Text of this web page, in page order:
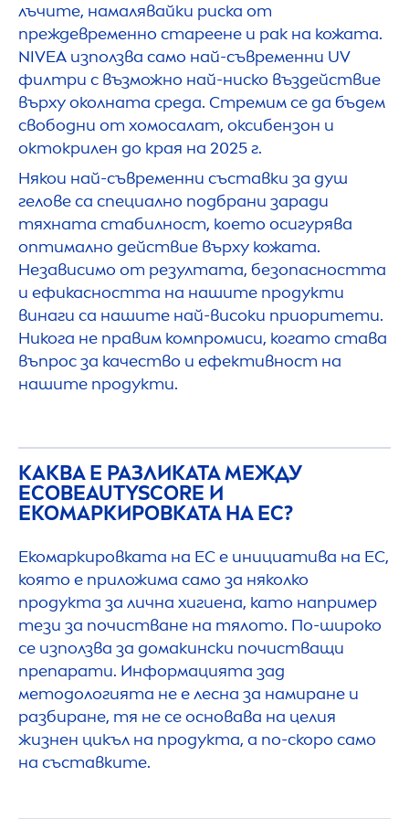
лъчите, намалявайки риска от
преждевременно стареене и рак на кожата.
NIVEA използва само най-съвременни UV
филтри с възможно най-ниско въздействие
върху околната среда. Стремим се да бъдем
свободни от хомосалат, оксибензон и
октокрилен до края на 2025 г.
Някои най-съвременни съставки за душ
гелове са специално подбрани заради
тяхната стабилност, което осигурява
оптимално действие върху кожата.
Независимо от резултата, безопасността
и ефикасността на нашите продукти
винаги са нашите най-високи приоритети.
Никога не правим компромиси, когато става
въпрос за качество и ефективност на
нашите продукти.
КАКВА Е РАЗЛИКАТА МЕЖДУ
ECOBEAUTYSCORE И
ЕКОМАРКИРОВКАТА НА ЕС?
Екомаркировката на ЕС е инициатива на ЕС,
която е приложима само за няколко
продукта за лична хигиена, като например
тези за почистване на тялото. По-широко
се използва за домакински почистващи
препарати. Информацията зад
методологията не е лесна за намиране и
разбиране, тя не се основава на целия
жизнен цикъл на продукта, а по-скоро само
на съставките.